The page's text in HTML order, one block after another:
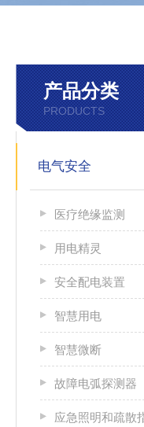
产品分类
PRODUCTS
电气安全
医疗绝缘监测
用电精灵
安全配电装置
智慧用电
智慧微断
故障电弧探测器
应急照明和疏散